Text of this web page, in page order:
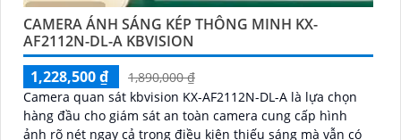
CAMERA ÁNH SÁNG KÉP THÔNG MINH KX-
AF2112N-DL-A KBVISION
1,228,500 ₫
1,890,000 ₫
Camera quan sát kbvision KX-AF2112N-DL-A là lựa chọn
hàng đầu cho giám sát an toàn camera cung cấp hình
ảnh rõ nét ngay cả trong điều kiện thiếu sáng mà vẫn có